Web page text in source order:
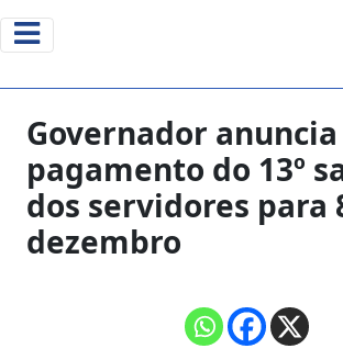
Governador anuncia
pagamento do 13º
dos servidores para
dezembro